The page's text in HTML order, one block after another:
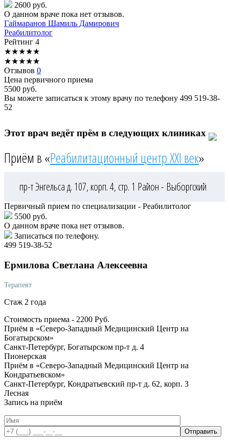
2600 руб.
О данном враче пока нет отзывов.
Гаймаранов Шамиль Дамирович
Реабилитолог
Рейтинг 4
★★★★★
★★★★★
Отзывов 0
Цена первичного приема
5500 руб.
Вы можете записаться к этому врачу по телефону 499 519-38-
52
Этот врач ведёт прём в следующих клиниках
Приём в «Реабилитационный центр XXI век»
пр-т Энгельса д. 107, корп. 4, стр. 1 Район - Выборгский
Первичный прием по специализации - Реабилитолог
5500 руб.
О данном враче пока нет отзывов.
Записаться по телефону.
499 519-38-52
Ермилова Светлана Алексеевна
Терапевт
Стаж 2 года
Стоимость приема - 2200 Руб.
Приём в «Северо-Западный Медицинский Центр на
Богатырском»
Санкт-Петербург, Богатырском пр-т д. 4
Пионерская
Приём в «Северо-Западный Медицинский Центр на
Кондратьевском»
Санкт-Петербург, Кондратьевский пр-т д. 62, корп. 3
Лесная
Запись на приём